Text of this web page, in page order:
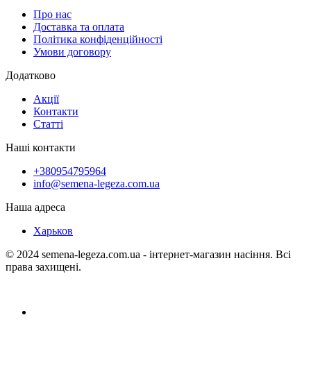
Про нас
Доставка та оплата
Політика конфіденційності
Умови договору
Додатково
Акції
Контакти
Статті
Наші контакти
+380954795964
info@semena-legeza.com.ua
Наша адреса
Харьков
© 2024 semena-legeza.com.ua - інтернет-магазин насіння. Всі
права захищені.